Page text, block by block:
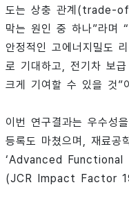
도는 상충 관계(trade-
막는 원인 중 하나”라며
안정적인 고에너지밀도
로 기대하고, 전기차 보
크게 기여할 수 있을 것”
이번 연구결과는 우수성
등록도 마쳤으며, 재료공
‘Advanced Functional
(JCR Impact Factor